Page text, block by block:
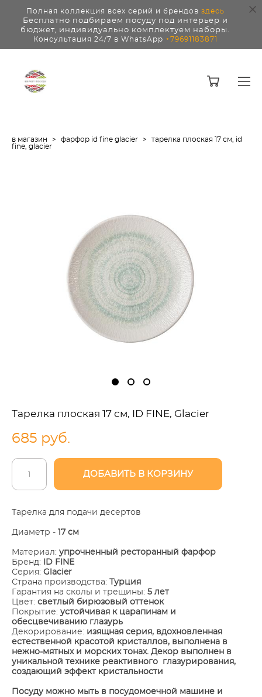
Полная коллекция всех серий и брендов здесь
Бесплатно подбираем посуду под интерьер и
бюджет, индивидуально комплектуем наборы.
Консультация 24/7 в WhatsApp +79691183871
в магазин > фарфор id fine glacier >
тарелка плоская 17 см, id
fine, glacier
Тарелка плоская 17 см, ID FINE, Glacier
685 pуб.
ДОБАВИТЬ В КОРЗИНУ
Тарелка для подачи десертов
Диаметр - 17 см
Материал: упрочненный ресторанный фарфор
Бренд:
ID FINE
Серия: Glacier
Страна производства:
Турция
Гарантия на сколы и трещины: 5 лет
Цвет: светлый бирюзовый оттенок
Покрытие: устойчивая к царапинам и
обесцвечиванию глазурь
Декорирование: изящная серия, вдохновленная
естественной красотой кристаллов, выполнена в
нежно-мятных и морских тонах. Декор выполнен в
уникальной технике реактивного глазурирования,
создающий эффект кристальности
​Посуду можно мыть в посудомоечной машине и